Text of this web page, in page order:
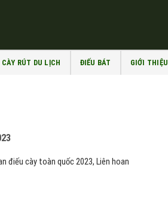
RÚT DU LỊCH ĐIẾU BÁT GIỚI THIỆU
điếu cày toàn quốc 2023, Liên hoan